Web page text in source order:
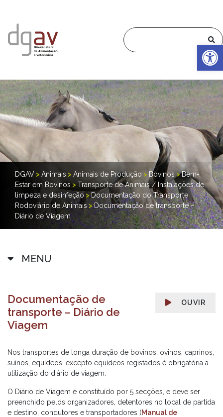
DGAV > Animais > Animais de Produção >Bovinos >Bem-
Estar em Bovinos > Transporte de Animais / Instalações de
limpeza e desinfeção >Documentação do Transporte
Rodoviário de Animais>Documentação de transporte –
Diário de Viagem
MENU
OUVIR
Documentação de
transporte – Diário de
Viagem
Nos transportes de longa duração de bovinos, ovinos, caprinos,
suínos, equídeos, excepto equídeos registados é obrigatória a
utilização do diário de viagem.
O Diário de Viagem é constituído por 5 secções, e deve ser
preenchido pelos organizadores, detentores no local de partida
e destino, condutores e transportadores (Manual de